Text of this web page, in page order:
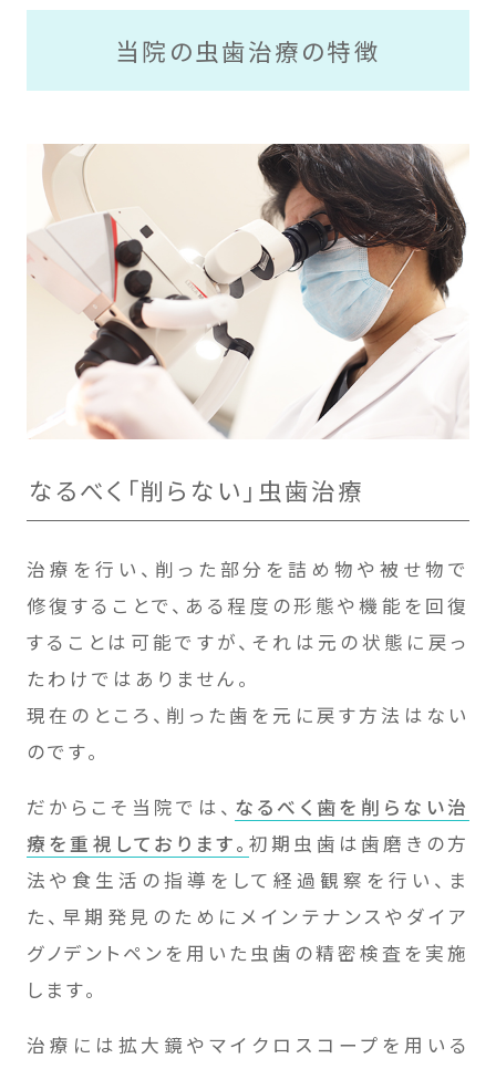
当院の虫歯治療の特徴
なるべく「削らない」虫歯治療
治療を行い、削った部分を詰め物や被せ物で
修復することで、ある程度の形態や機能を回復
することは可能ですが、それは元の状態に戻っ
たわけではありません。
現在のところ、削った歯を元に戻す方法はない
のです。
だからこそ当院では、 なるべく歯を削らない治
療を重視しております。 初期虫歯は歯磨きの方
法や食生活の指導をして経過観察を行い、ま
た、早期発見のためにメインテナンスやダイア
グノデントペンを用いた虫歯の精密検査を実施
します。
治療には拡大鏡やマイクロスコープを用いる